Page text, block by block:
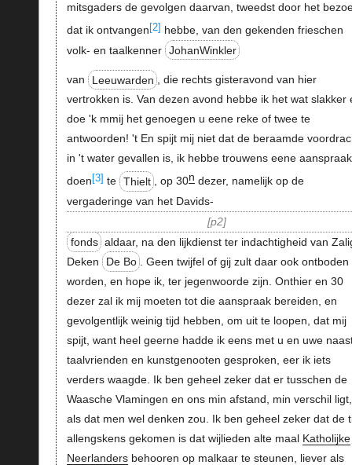
mitsgaders de gevolgen daarvan, tweedst door het
dat ik ontvangen [2] hebbe, van den gekenden frieschen
volk- en taalkenner JohanWinkler
van Leeuwarden , die rechts gisteravond van hier
vertrokken is. Van dezen avond hebbe ik het wat slakker
doe 'k mmij het genoegen u eene reke of twee te
antwoorden! 't En spijt mij niet dat de beraamde
in 't water gevallen is, ik hebbe trouwens eene
doen [3] te Thielt , op 30n dezer, namelijk op de
vergaderinge van het Davids-
p2
fonds aldaar, na den lijkdienst ter indachtigheid van
Deken
De Bo
. Geen twijfel of gij zult daar ook ontboden
worden, en hope ik, ter jegenwoorde zijn. Onthier en 30
dezer zal ik mij moeten tot die aanspraak bereiden, en
gevolgentlijk weinig tijd hebben, om uit te loopen, dat mij
spijt, want heel geerne hadde ik eens met u en uwe
taalvrienden en kunstgenooten gesproken, eer ik iets
verders waagde. Ik ben geheel zeker dat er tusschen de
Waasche Vlamingen en ons min afstand, min verschil ligt,
als dat men wel denken zou. Ik ben geheel zeker dat de
allengskens gekomen is dat wijlieden alte maal Katholijke
Neerlandersbehooren op malkaar te steunen, liever als